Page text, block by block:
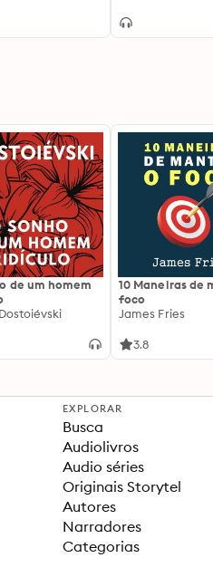
de um homem
10 Maneiras de
foco
James Fries
3.8
EXPLORAR
Busca
Audiolivros
Audio séries
Originais Storytel
Autores
Narradores
Categorias